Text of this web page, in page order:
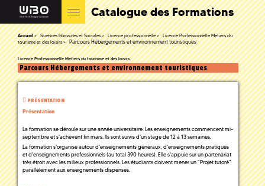
Catalogue des Formations
Accueil Sciences Humaines et Sociales Licence professionnelle
Licence Professionnelle Métiers du
tourisme et des loisirs
Parcours Hébergements et environnement touristiques
Licence Professionnelle Métiers du tourisme et des loisirs
Parcours Hébergements et environnement touristiques
PRÉSENTATION
Présentation
La formation se déroule sur une année universitaire. Les enseignements commencent mi-
septembre et s'achèvent fin mars. Ils sont suivis d'un stage de 12 à 13 semaines.
La formation s'organise autour d'enseignements généraux, d'enseignements pratiques
et d'enseignements professionnels (au total 390 heures). Elle s'appuie sur un partenariat
très étroit avec les milieux professionnels. Les étudiants doivent mener un "Projet tutoré"
parallèlement aux enseignements dispensés.